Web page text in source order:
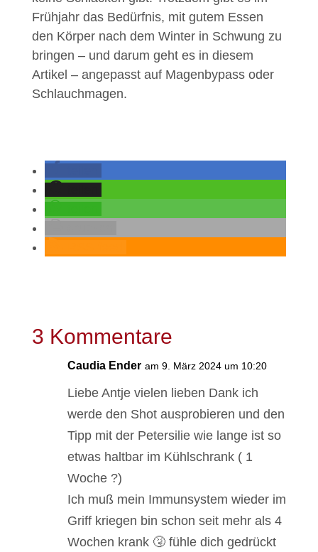
Frühjahr das Bedürfnis, mit gutem Essen
den Körper nach dem Winter in Schwung zu
bringen – und darum geht es in diesem
Artikel – angepasst auf Magenbypass oder
Schlauchmagen.
3 Kommentare
Caudia Ender am 9. März 2024 um 10:20
Liebe Antje vielen lieben Dank ich
werde den Shot ausprobieren und den
Tipp mit der Petersilie wie lange ist so
etwas haltbar im Kühlschrank ( 1
Woche ?)
Ich muß mein Immunsystem wieder im
Griff kriegen bin schon seit mehr als 4
Wochen krank 🤧 fühle dich gedrückt